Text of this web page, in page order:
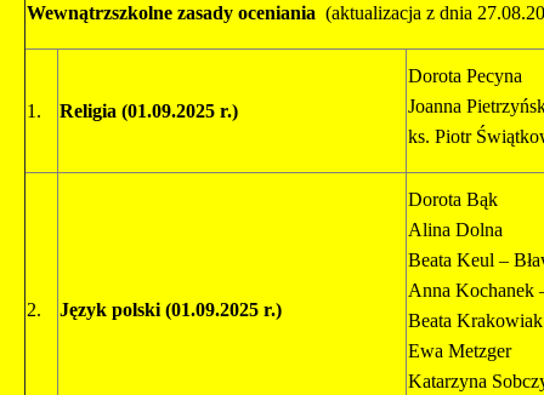
Wewnątrzszkolne zasady oceniania (aktualizacja z dnia
1. Religia (01.09.2025 r.)
Dorota Pecyna
Joanna
ks. Piotr
2. Język polski (01.09.2025 r.)
Dorota Bąk
Alina Dolna
Beata Keul –
Anna Kochanek
Beata Krakowiak
Ewa Metzger
Katarzyna